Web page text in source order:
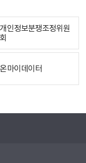
개인정보분쟁조정위원
회
온마이데이터